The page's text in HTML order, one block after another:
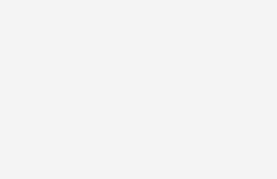
hinweg ergibt sich ein differenziertes Bild:
Unternehmen (+15) bewerten die
deutlich besser als der Großhandel (−14). Die
inzwischen das fünfte positive Quartal in Folge.
liegt das Geschäftsklima mit +11 Punkten leicht
zugleich fallen die Erwartungen für das